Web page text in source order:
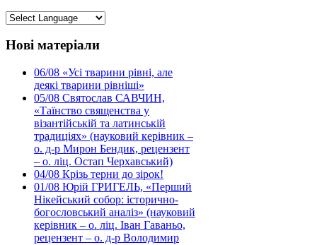
Нові матеріали
06/08 «Усі тварини рівні, але
деякі тварини рівніші»
05/08 Святослав САВЧИН,
«Таїнство священства у
візантійській та латинській
традиціях» (науковий керівник –
о. д-р Мирон Бендик, рецензент
– о. ліц. Остап Черхавський)
04/08 Крізь терни до зірок!
01/08 Юрій ГРИГЕЛЬ, «Перший
Нікейський собор: історично-
богословський аналіз» (науковий
керівник – о. ліц. Іван Гаваньо,
рецензент – о. д-р Володимир